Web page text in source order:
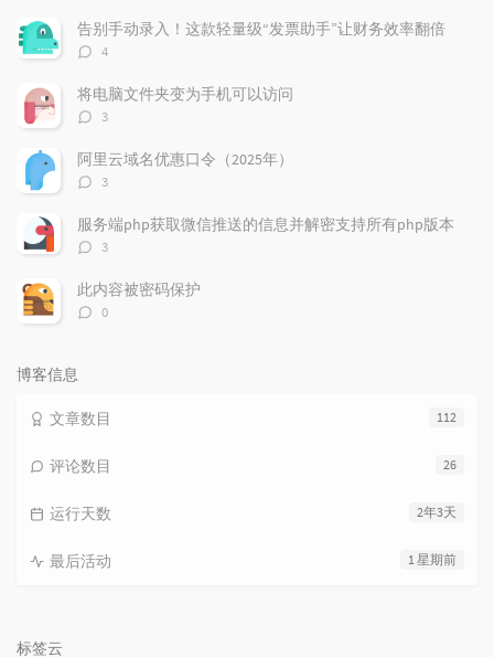
文
章
评
论
文
章
告别手动录入！这款轻量级“发票助手”让财务效率翻倍
评
数：
4
将电脑文件夹变为手机可以访问
评
数：
3
阿里云域名优惠口令（2025年）
评
数：
3
服务端php获取微信推送的信息并解密支持所有php版本
评
数：
3
此内容被密码保护
评
0
博客信息
112
文章数目
26
评论数目
2年3天
运行天数
1 星期前
最后活动
标签云